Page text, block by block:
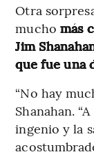
Otra
mucho más
Jim
que fue una
“No hay
Shanahan.
ingenio y la